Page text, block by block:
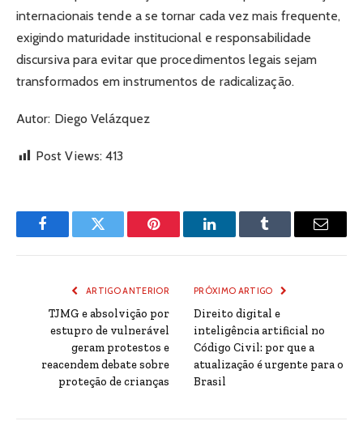
internacionais tende a se tornar cada vez mais frequente,
exigindo maturidade institucional e responsabilidade
discursiva para evitar que procedimentos legais sejam
transformados em instrumentos de radicalização.
Autor: Diego Velázquez
Post Views: 413
FacebookTwitter Pinterest LinkedInTumblr Email
ARTIGO ANTERIOR
TJMG e absolvição por
estupro de vulnerável
geram protestos e
reacendem debate sobre
proteção de crianças
PRÓXIMO ARTIGO
Direito digital e
inteligência artificial no
Código Civil: por que a
atualização é urgente para o
Brasil